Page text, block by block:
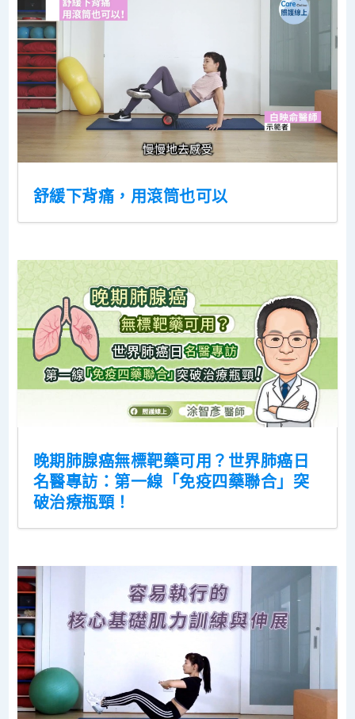
舒緩下背痛，用滾筒也可以
晚期肺腺癌無標靶藥可用？世界肺癌日
名醫專訪：第一線「免疫四藥聯合」突
破治療瓶頸！